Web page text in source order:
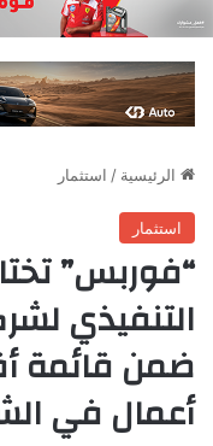
الرئيسية / استثمار
استثمار
“فوربس”
التنفيذي
أعمال في